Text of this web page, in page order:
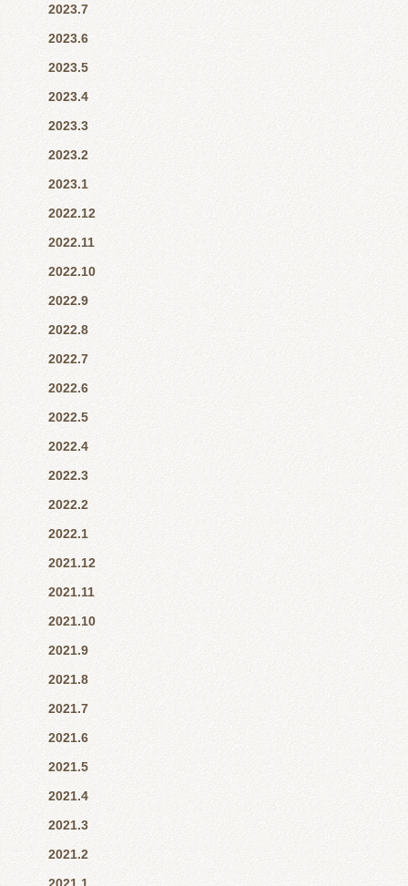
2023.7
2023.6
2023.5
2023.4
2023.3
2023.2
2023.1
2022.12
2022.11
2022.10
2022.9
2022.8
2022.7
2022.6
2022.5
2022.4
2022.3
2022.2
2022.1
2021.12
2021.11
2021.10
2021.9
2021.8
2021.7
2021.6
2021.5
2021.4
2021.3
2021.2
2021.1